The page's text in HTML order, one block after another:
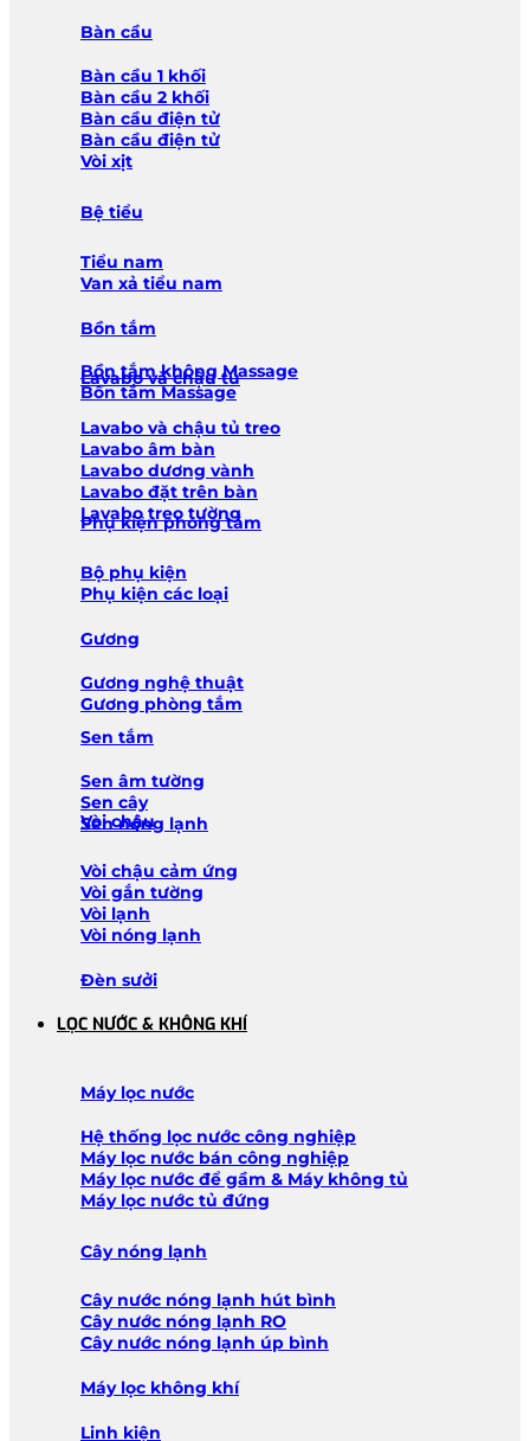
Bàn cầu
Bàn cầu 1 khối
Bàn cầu 2 khối
Bàn cầu điện tử
Bàn cầu điện tử
Vòi xịt
Bệ tiểu
Tiểu nam
Van xả tiểu nam
Bồn tắm
Bồn tắm không Massage
Bồn tắm Massage
Lavabo và chậu tủ
Lavabo và chậu tủ treo
Lavabo âm bàn
Lavabo dương vành
Lavabo đặt trên bàn
Lavabo treo tường
Phụ kiện phòng tắm
Bộ phụ kiện
Phụ kiện các loại
Gương
Gương nghệ thuật
Gương phòng tắm
Sen tắm
Sen âm tường
Sen cây
Sen nóng lạnh
Vòi chậu
Vòi chậu cảm ứng
Vòi gắn tường
Vòi lạnh
Vòi nóng lạnh
Đèn sưởi
LỌC NƯỚC & KHÔNG KHÍ
Máy lọc nước
Hệ thống lọc nước công nghiệp
Máy lọc nước bán công nghiệp
Máy lọc nước để gầm & Máy không tủ
Máy lọc nước tủ đứng
Cây nóng lạnh
Cây nước nóng lạnh hút bình
Cây nước nóng lạnh RO
Cây nước nóng lạnh úp bình
Máy lọc không khí
Linh kiện